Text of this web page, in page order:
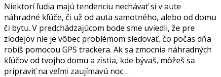
Niektorí ľudia majú tendenciu nechávať si v aute
náhradné kľúče, či už od auta samotného, alebo od domu
či bytu. V predchádzajúcom bode sme uviedli, že pre
zlodejov nie je vôbec problémom sledovať, čo počas dňa
robíš pomocou GPS trackera. Ak sa zmocnia náhradných
kľúčov od tvojho domu a zistia, kde bývaš, môžeš sa
pripraviť na veľmi zaujímavú noc…